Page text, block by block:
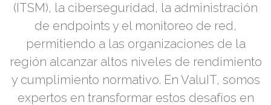
(ITSM), la ciberseguridad, la administración
de endpoints y el monitoreo de red,
permitiendo a las organizaciones de la
región alcanzar altos niveles de rendimiento
y cumplimiento normativo. En ValuIT, somos
expertos en transformar estos desafíos en